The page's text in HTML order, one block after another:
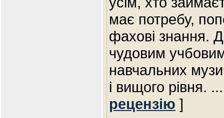
має потребу,
фахові знання.
чудовим
навчальних
і вищого рівня.
рецензію ]